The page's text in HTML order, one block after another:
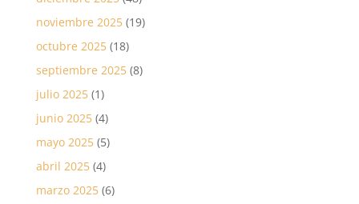
noviembre 2025(19)
octubre 2025(18)
septiembre 2025(8)
julio 2025(1)
junio 2025(4)
mayo 2025(5)
abril 2025(4)
marzo 2025(6)